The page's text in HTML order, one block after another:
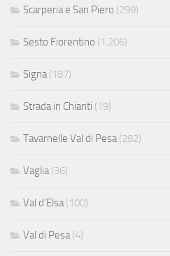
Scarperia e San Piero (299)
Sesto Fiorentino (1.206)
Signa(187)
Strada in Chianti (19)
Tavarnelle Val di Pesa(282)
Vaglia(36)
Val d'Elsa(100)
Val di Pesa(4)